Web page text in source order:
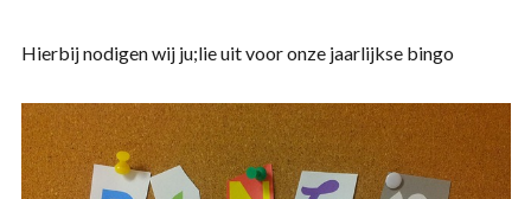
Hierbij nodigen wij ju;lie uit voor onze jaarlijkse bingo